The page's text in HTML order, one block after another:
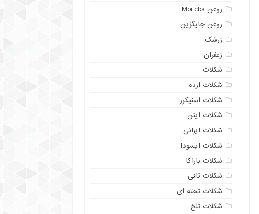
روغن Moi cbs
روغن جایگزین
زرشک
زعفران
شکلات
شکلات ارده
شکلات اسنیکرز
شکلات ایتن
شکلات ایرانی
شکلات ایسودا
شکلات باراکا
شکلات تافی
شکلات تخته ای
شکلات تلخ